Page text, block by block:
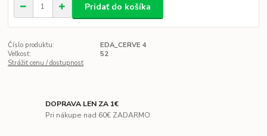
Pridať do košíka
Číslo produktu:
EDA_CERVE 4
Veľkosť:
52
Strážiť cenu / dostupnosť
DOPRAVA LEN ZA 1€
Pri nákupe nad 60€ ZADARMO